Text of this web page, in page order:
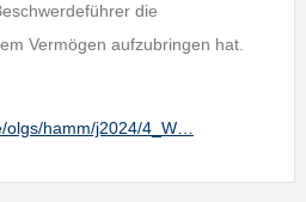
die
Vermögen aufzubringen hat.
olgs/hamm/j2024/4_W…